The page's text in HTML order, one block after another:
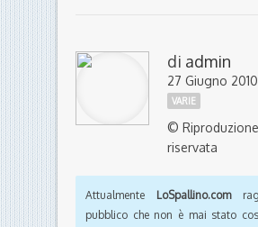
di admin
27 Giugno 2010
VARIE
© Riproduzione
riservata
Attualmente LoSpallino.com
pubblico che non è mai stato